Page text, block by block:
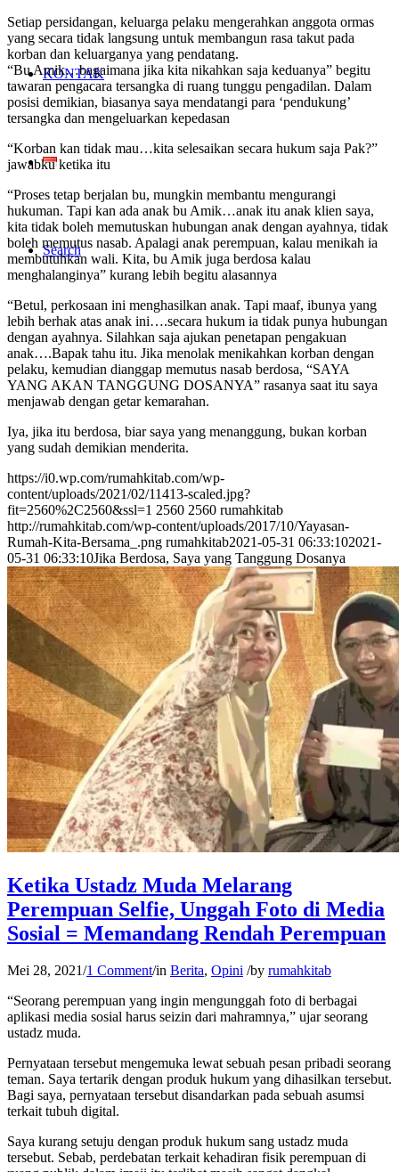
KONTAK
Search
Setiap persidangan, keluarga pelaku mengerahkan anggota ormas
yang secara tidak langsung untuk membangun rasa takut pada
korban dan keluarganya yang pendatang.
“Bu Amik…bagaimana jika kita nikahkan saja keduanya” begitu
tawaran pengacara tersangka di ruang tunggu pengadilan. Dalam
posisi demikian, biasanya saya mendatangi para ‘pendukung’
tersangka dan mengeluarkan kepedasan
“Korban kan tidak mau…kita selesaikan secara hukum saja Pak?”
jawabku ketika itu
“Proses tetap berjalan bu, mungkin membantu mengurangi
hukuman. Tapi kan ada anak bu Amik…anak itu anak klien saya,
kita tidak boleh memutuskan hubungan anak dengan ayahnya, tidak
boleh memutus nasab. Apalagi anak perempuan, kalau menikah ia
membutuhkan wali. Kita, bu Amik juga berdosa kalau
menghalanginya” kurang lebih begitu alasannya
“Betul, perkosaan ini menghasilkan anak. Tapi maaf, ibunya yang
lebih berhak atas anak ini….secara hukum ia tidak punya hubungan
dengan ayahnya. Silahkan saja ajukan penetapan pengakuan
anak….Bapak tahu itu. Jika menolak menikahkan korban dengan
pelaku, kemudian dianggap memutus nasab berdosa, “SAYA
YANG AKAN TANGGUNG DOSANYA” rasanya saat itu saya
menjawab dengan getar kemarahan.
Iya, jika itu berdosa, biar saya yang menanggung, bukan korban
yang sudah demikian menderita.
https://i0.wp.com/rumahkitab.com/wp-
content/uploads/2021/02/11413-scaled.jpg?
fit=2560%2C2560&ssl=1 2560 2560 rumahkitab
http://rumahkitab.com/wp-content/uploads/2017/10/Yayasan-
Rumah-Kita-Bersama_.png rumahkitab2021-05-31 06:33:102021-
05-31 06:33:10Jika Berdosa, Saya yang Tanggung Dosanya
Ketika Ustadz Muda Melarang
Perempuan Selfie, Unggah Foto di Media
Sosial = Memandang Rendah Perempuan
Mei 28, 2021/1 Comment/in Berita, Opini /by rumahkitab
“Seorang perempuan yang ingin mengunggah foto di berbagai
aplikasi media sosial harus seizin dari mahramnya,” ujar seorang
ustadz muda.
Pernyataan tersebut mengemuka lewat sebuah pesan pribadi seorang
teman. Saya tertarik dengan produk hukum yang dihasilkan tersebut.
Bagi saya, pernyataan tersebut disandarkan pada sebuah asumsi
terkait tubuh digital.
Saya kurang setuju dengan produk hukum sang ustadz muda
tersebut. Sebab, perdebatan terkait kehadiran fisik perempuan di